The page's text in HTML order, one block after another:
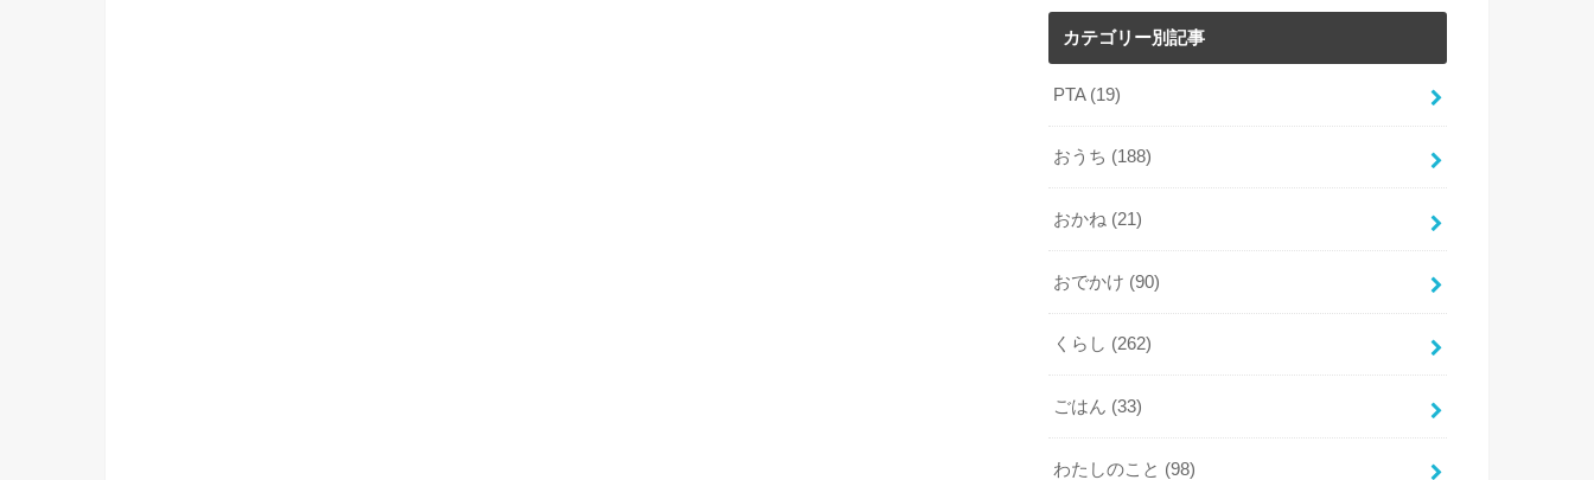
カテゴリー別記事
PTA (19)
おうち (188)
おかね (21)
おでかけ (90)
くらし (262)
ごはん (33)
わたしのこと (98)